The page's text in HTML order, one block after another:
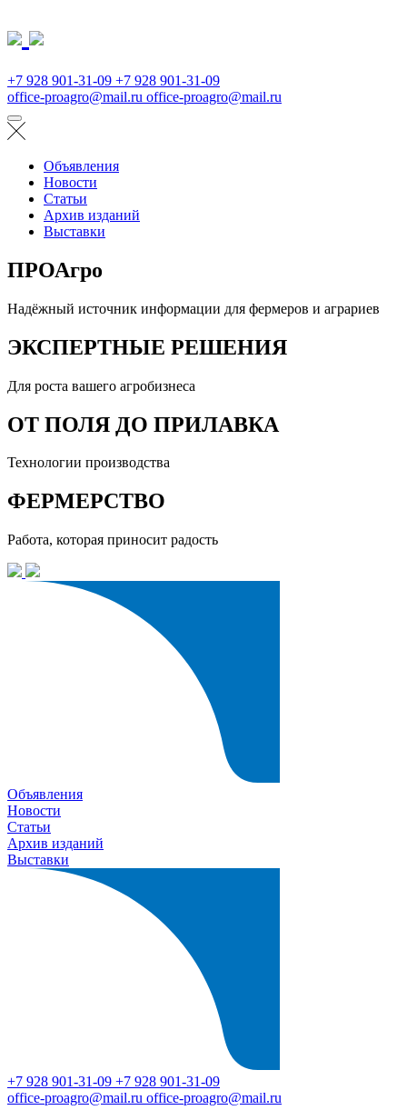
+7 928 901-31-09 +7 928 901-31-09
office-proagro@mail.ru office-proagro@mail.ru
Объявления
Новости
Статьи
Архив изданий
Выставки
ПРОАгро
Надёжный источник информации для фермеров и аграриев
ЭКСПЕРТНЫЕ РЕШЕНИЯ
Для роста вашего агробизнеса
ОТ ПОЛЯ ДО ПРИЛАВКА
Технологии производства
ФЕРМЕРСТВО
Работа, которая приносит радость
Объявления
Новости
Статьи
Архив изданий
Выставки
+7 928 901-31-09 +7 928 901-31-09
office-proagro@mail.ru office-proagro@mail.ru